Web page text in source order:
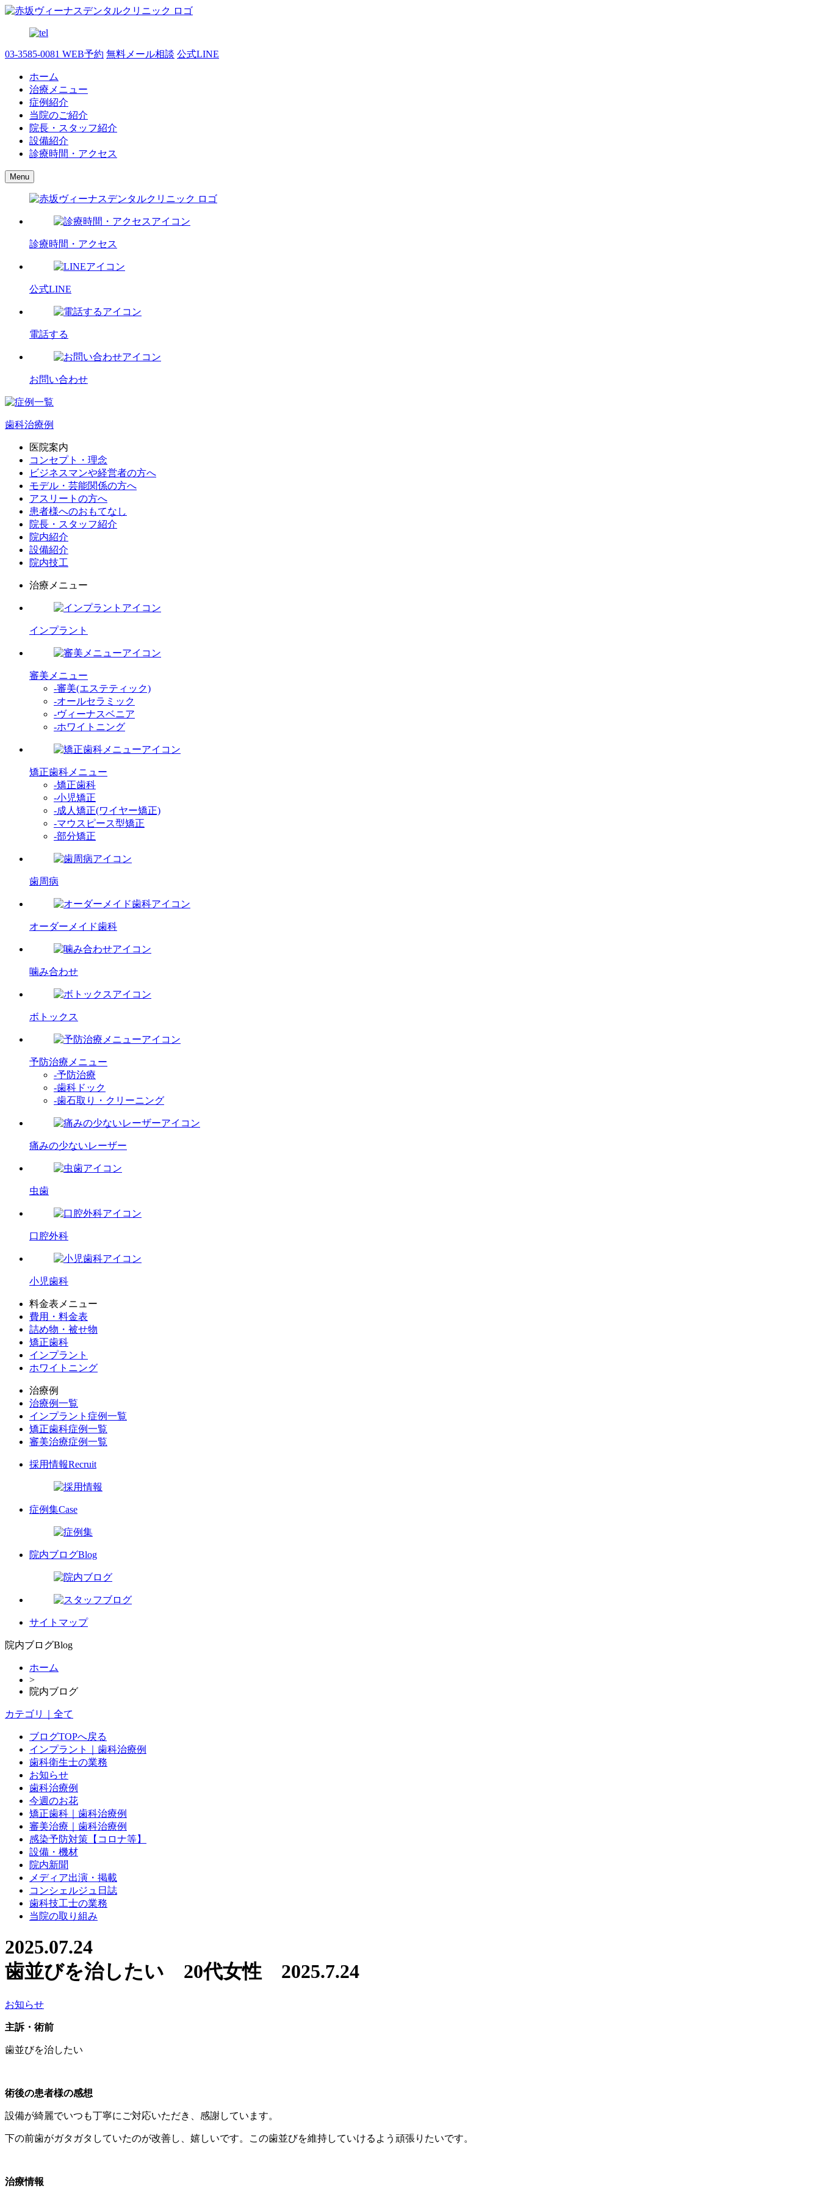
03-3585-0081 WEB予約 無料メール相談 公式LINE
ホーム
治療メニュー
症例紹介
当院のご紹介
院長・スタッフ紹介
設備紹介
診療時間・アクセス
Menu
診療時間・アクセス
公式LINE
電話する
お問い合わせ
歯科治療例
医院案内
コンセプト・理念
ビジネスマンや経営者の方へ
モデル・芸能関係の方へ
アスリートの方へ
患者様へのおもてなし
院長・スタッフ紹介
院内紹介
設備紹介
院内技工
治療メニュー
インプラント
審美メニュー
-審美(エステティック)
-オールセラミック
-ヴィーナスベニア
-ホワイトニング
矯正歯科メニュー
-矯正歯科
-小児矯正
-成人矯正(ワイヤー矯正)
-マウスピース型矯正
-部分矯正
歯周病
オーダーメイド歯科
噛み合わせ
ボトックス
予防治療メニュー
-予防治療
-歯科ドック
-歯石取り・クリーニング
痛みの少ないレーザー
虫歯
口腔外科
小児歯科
料金表メニュー
費用・料金表
詰め物・被せ物
矯正歯科
インプラント
ホワイトニング
治療例
治療例一覧
インプラント症例一覧
矯正歯科症例一覧
審美治療症例一覧
採用情報Recruit
症例集Case
院内ブログBlog
サイトマップ
院内ブログBlog
ホーム
>
院内ブログ
カテゴリ｜全て
ブログTOPへ戻る
インプラント｜歯科治療例
歯科衛生士の業務
お知らせ
歯科治療例
今週のお花
矯正歯科｜歯科治療例
審美治療｜歯科治療例
感染予防対策【コロナ等】
設備・機材
院内新聞
メディア出演・掲載
コンシェルジュ日誌
歯科技工士の業務
当院の取り組み
2025.07.24
歯並びを治したい 20代女性 2025.7.24
お知らせ
主訴・術前
歯並びを治したい
術後の患者様の感想
設備が綺麗でいつも丁寧にご対応いただき、感謝しています。
下の前歯がガタガタしていたのが改善し、嬉しいです。この歯並びを維持していけるよう頑張りたいです。
治療情報